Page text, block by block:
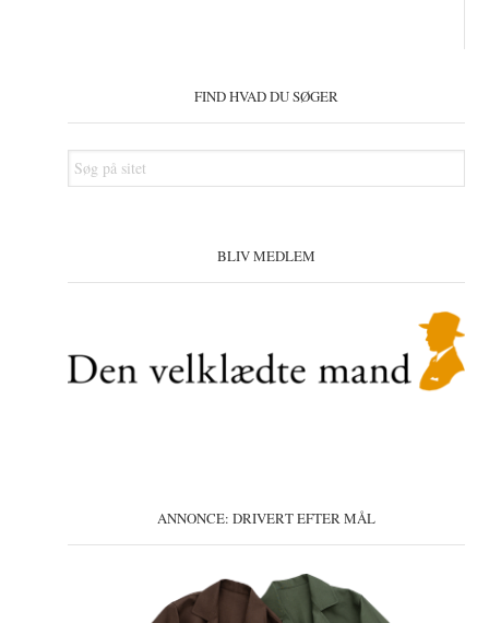
FIND HVAD DU SØGER
Søg
på
BLIV MEDLEM
ANNONCE: DRIVERT EFTER MÅL